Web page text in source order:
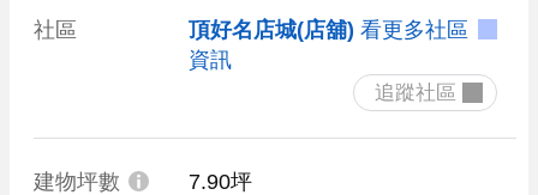
社區
頂好名店城(店舖) 看更多社區
資訊
建物坪數
7.90坪